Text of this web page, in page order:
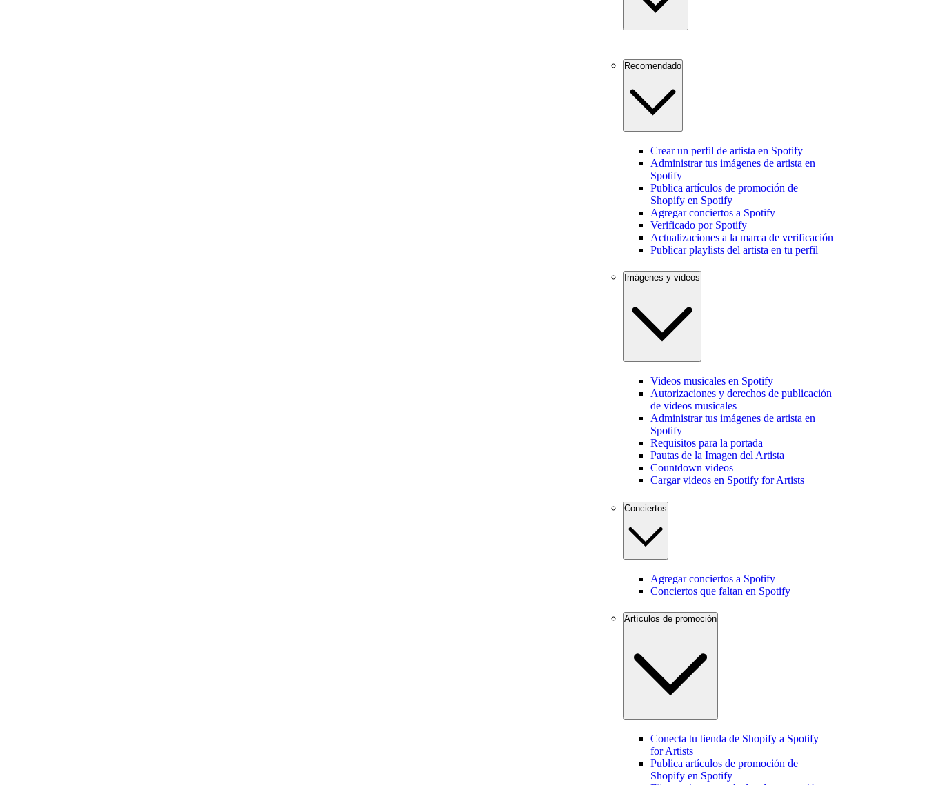
Recomendado
Crear un perfil de artista en Spotify
Administrar tus imágenes de artista en
Spotify
Publica artículos de promoción de
Shopify en Spotify
Agregar conciertos a Spotify
Verificado por Spotify
Actualizaciones a la marca de verificación
Publicar playlists del artista en tu perfil
Imágenes y videos
Videos musicales en Spotify
Autorizaciones y derechos de publicación
de videos musicales
Administrar tus imágenes de artista en
Spotify
Requisitos para la portada
Pautas de la Imagen del Artista
Countdown videos
Cargar videos en Spotify for Artists
Conciertos
Agregar conciertos a Spotify
Conciertos que faltan en Spotify
Artículos de promoción
Conecta tu tienda de Shopify a Spotify
for Artists
Publica artículos de promoción de
Shopify en Spotify